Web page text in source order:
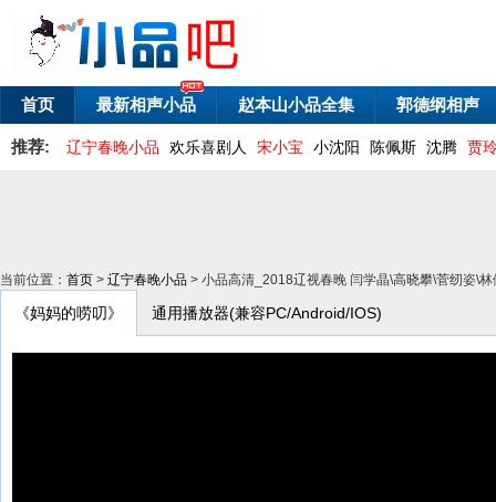
首页 最新相声小品 赵本山小品全集 郭德纲相声
推荐: 辽宁春晚小品 欢乐喜剧人 宋小宝 小沈阳 陈佩斯 沈腾 贾
当前位置： 首页 > 辽宁春晚小品 > 小品高清_2018辽视春晚 闫学晶\高晓攀\菅纫姿\
《妈妈的唠叨》 通用播放器(兼容PC/Android/IOS)